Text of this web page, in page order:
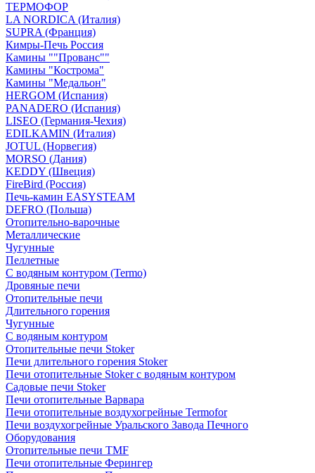
ТЕРМОФОР
LA NORDICA (Италия)
SUPRA (Франция)
Кимры-Печь Россия
Камины ""Прованс""
Камины "Кострома"
Камины "Медальон"
HERGOM (Испания)
PANADERO (Испания)
LISEO (Германия-Чехия)
EDILKAMIN (Италия)
JOTUL (Норвегия)
MORSO (Дания)
KEDDY (Швеция)
FireBird (Россия)
Печь-камин EASYSTEAM
DEFRO (Польша)
Отопительно-варочные
Металлические
Чугунные
Пеллетные
С водяным контуром (Termo)
Дровяные печи
Отопительные печи
Длительного горения
Чугунные
C водяным контуром
Отопительные печи Stoker
Печи длительного горения Stoker
Печи отопительные Stoker с водяным контуром
Садовые печи Stoker
Печи отопительные Варвара
Печи отопительные воздухогрейные Termofor
Печи воздухогрейные Уральского Завода Печного
Оборудования
Отопительные печи TMF
Печи отопительные Ферингер